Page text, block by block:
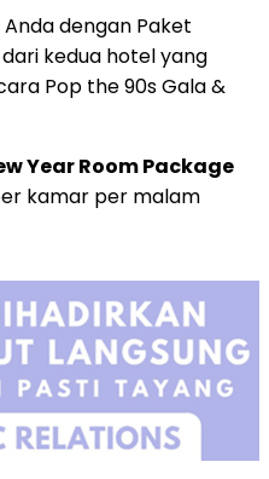
dengan Paket
kedua hotel yang
Pop the 90s Gala &
Year Room Package
kamar per malam